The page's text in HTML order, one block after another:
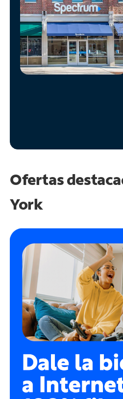
Administrar
cuenta
Encuentra
una
tienda
Ofertas
York